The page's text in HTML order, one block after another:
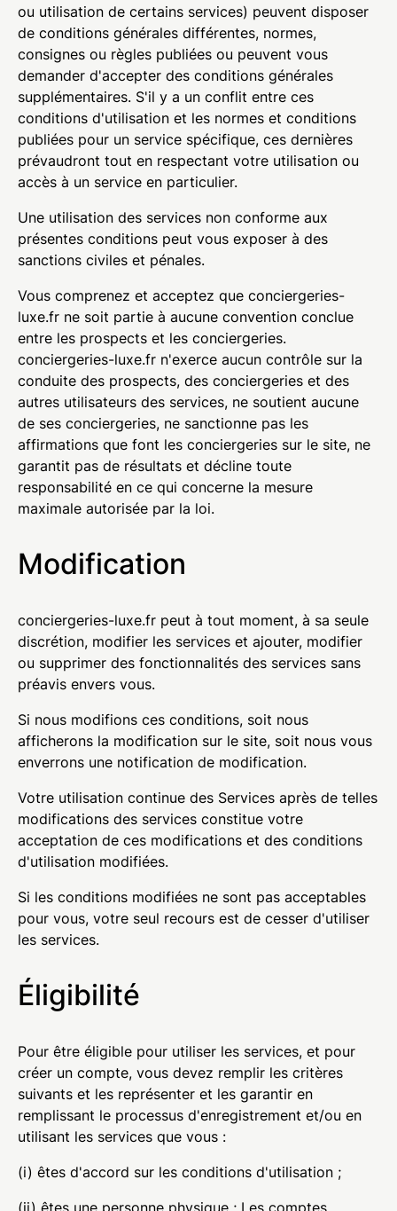
ou utilisation de certains services) peuvent disposer
de conditions générales différentes, normes,
consignes ou règles publiées ou peuvent vous
demander d'accepter des conditions générales
supplémentaires. S'il y a un conflit entre ces
conditions d'utilisation et les normes et conditions
publiées pour un service spécifique, ces dernières
prévaudront tout en respectant votre utilisation ou
accès à un service en particulier.
Une utilisation des services non conforme aux
présentes conditions peut vous exposer à des
sanctions civiles et pénales.
Vous comprenez et acceptez que conciergeries-
luxe.fr ne soit partie à aucune convention conclue
entre les prospects et les conciergeries.
conciergeries-luxe.fr n'exerce aucun contrôle sur la
conduite des prospects, des conciergeries et des
autres utilisateurs des services, ne soutient aucune
de ses conciergeries, ne sanctionne pas les
affirmations que font les conciergeries sur le site, ne
garantit pas de résultats et décline toute
responsabilité en ce qui concerne la mesure
maximale autorisée par la loi.
Modification
conciergeries-luxe.fr peut à tout moment, à sa seule
discrétion, modifier les services et ajouter, modifier
ou supprimer des fonctionnalités des services sans
préavis envers vous.
Si nous modifions ces conditions, soit nous
afficherons la modification sur le site, soit nous vous
enverrons une notification de modification.
Votre utilisation continue des Services après de telles
modifications des services constitue votre
acceptation de ces modifications et des conditions
d'utilisation modifiées.
Si les conditions modifiées ne sont pas acceptables
pour vous, votre seul recours est de cesser d'utiliser
les services.
Éligibilité
Pour être éligible pour utiliser les services, et pour
créer un compte, vous devez remplir les critères
suivants et les représenter et les garantir en
remplissant le processus d'enregistrement et/ou en
utilisant les services que vous :
(i) êtes d'accord sur les conditions d'utilisation ;
(ii) êtes une personne physique ; Les comptes